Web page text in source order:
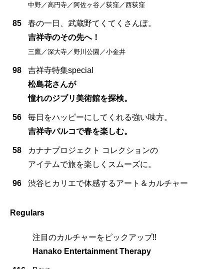
中野／高円寺／阿佐ヶ谷／荻窪／西荻窪
85
春の一日、武蔵野てくてくさんぽ。
吉祥寺のその先へ！
三鷹／深大寺／野川公園／小金井
98
吉祥寺特集special
松島花さんが
憧れのジブリ美術館を探検。
56
毎日をハッピーにしてくれる強い味方。
吉祥寺パルコで春を楽しむ。
58
カナナプロジェクト コレクションの
アイテムで旅を楽しくスムーズに。
96 渋谷ヒカリエで体感するアート＆カルチャー
Regulars
注目のカルチャーをピックアップ!!
Hanako Entertainment Therapy